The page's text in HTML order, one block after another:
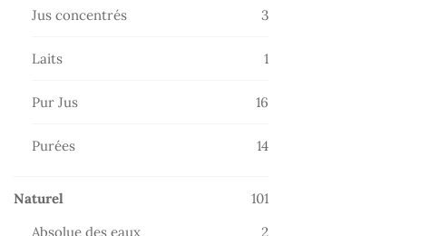
Jus concentrés
33
Laits
1
Pur Jus
16
Purées
1414
Naturel
101
Absolue des eaux 2